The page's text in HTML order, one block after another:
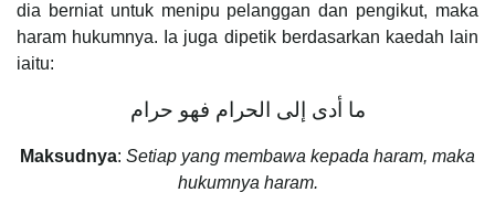
dia berniat untuk menipu pelanggan dan pengikut, maka
haram hukumnya. Ia juga dipetik berdasarkan kaedah lain
iaitu:
ما أدى إلى الحرام فهو حرام
Maksudnya: Setiap yang membawa kepada haram, maka
hukumnya haram.